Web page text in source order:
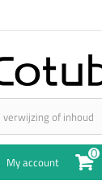
My account 0